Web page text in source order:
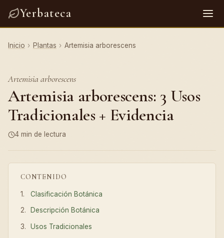
Yerbateca
Inicio › Plantas › Artemisia arborescens
Artemisia arborescens
Artemisia arborescens: 3 Usos
Tradicionales + Evidencia
4 min de lectura
CONTENIDO
Clasificación Botánica
Descripción Botánica
Usos Tradicionales